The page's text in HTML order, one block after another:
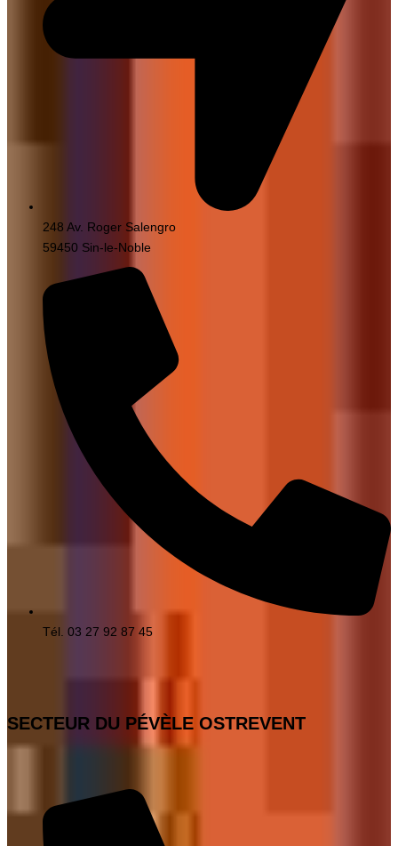
248 Av. Roger Salengro
59450 Sin-le-Noble
Tél. 03 27 92 87 45
SECTEUR DU PÉVÈLE OSTREVENT